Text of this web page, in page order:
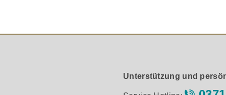
vielen Zuhörern Live-Musikdarbietung so nah wie
Unterstützung und